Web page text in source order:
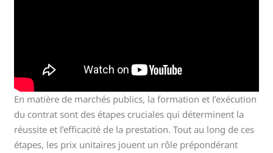
En matière de marchés publics, la formation et l’exécution
du contrat sont des étapes cruciales qui déterminent la
réussite et l’efficacité de la prestation. Tout au long de ces
étapes, les prix unitaires jouent un rôle prépondérant